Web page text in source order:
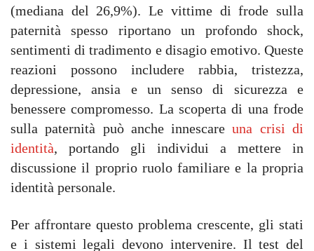
(mediana del 26,9%). Le vittime di frode sulla
paternità spesso riportano un profondo shock,
sentimenti di tradimento e disagio emotivo. Queste
reazioni possono includere rabbia, tristezza,
depressione, ansia e un senso di sicurezza e
benessere compromesso. La scoperta di una frode
sulla paternità può anche innescareuna crisi di
identità, portando gli individui a mettere in
discussione il proprio ruolo familiare e la propria
identità personale.
Per affrontare questo problema crescente, gli stati
e i sistemi legali devono intervenire. Il test del